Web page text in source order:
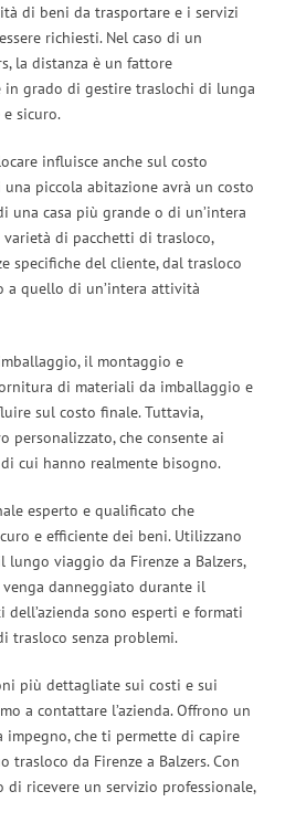
di beni da trasportare e i servizi
richiesti. Nel caso di un
la distanza è un fattore
in grado di gestire traslochi di lunga
sicuro.
influisce anche sul costo
piccola abitazione avrà un costo
casa più grande o di un’intera
varietà di pacchetti di trasloco,
specifiche del cliente, dal trasloco
a quello di un’intera attività
il montaggio e
di materiali da imballaggio e
sul costo finale. Tuttavia,
personalizzato, che consente ai
cui hanno realmente bisogno.
esperto e qualificato che
e efficiente dei beni. Utilizzano
viaggio da Firenze a Balzers,
danneggiato durante il
sono esperti e formati
trasloco senza problemi.
più dettagliate sui costi e sui
a contattare l’azienda. Offrono un
che ti permette di capire
da Firenze a Balzers. Con
di ricevere un servizio professionale,